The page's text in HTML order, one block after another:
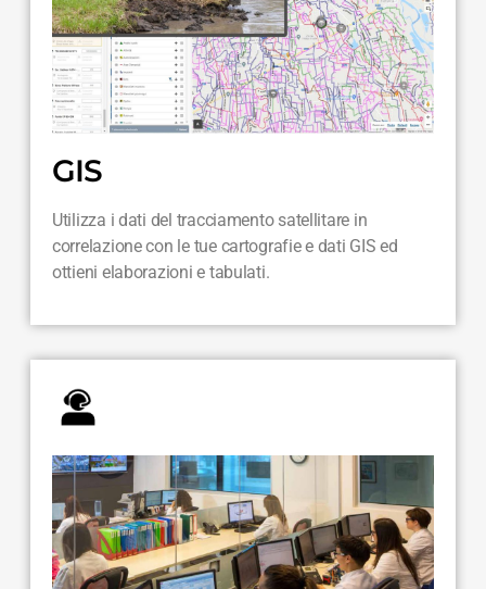
GIS
Utilizza i dati del tracciamento satellitare in
correlazione con le tue cartografie e dati GIS ed
ottieni elaborazioni e tabulati.